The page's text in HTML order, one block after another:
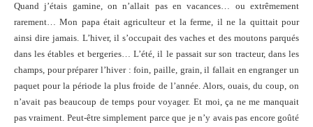
Quand j’étais gamine, on n’allait pas en vacances… ou extrêmement
rarement… Mon papa était agriculteur et la ferme, il ne la quittait pour
ainsi dire jamais. L’hiver, il s’occupait des vaches et des moutons parqués
dans les étables et bergeries… L’été, il le passait sur son tracteur, dans les
champs, pour préparer l’hiver : foin, paille, grain, il fallait en engranger un
paquet pour la période la plus froide de l’année. Alors, ouais, du coup, on
n’avait pas beaucoup de temps pour voyager. Et moi, ça ne me manquait
pas vraiment. Peut-être simplement parce que je n’y avais pas encore goûté